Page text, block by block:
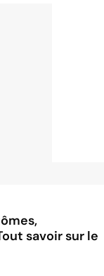
savoir sur le